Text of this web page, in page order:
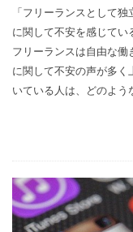
「フリーランスとして
に関して不安を感じてい
フリーランスは自由な
に関して不安の声が多
いている人は、どのよ